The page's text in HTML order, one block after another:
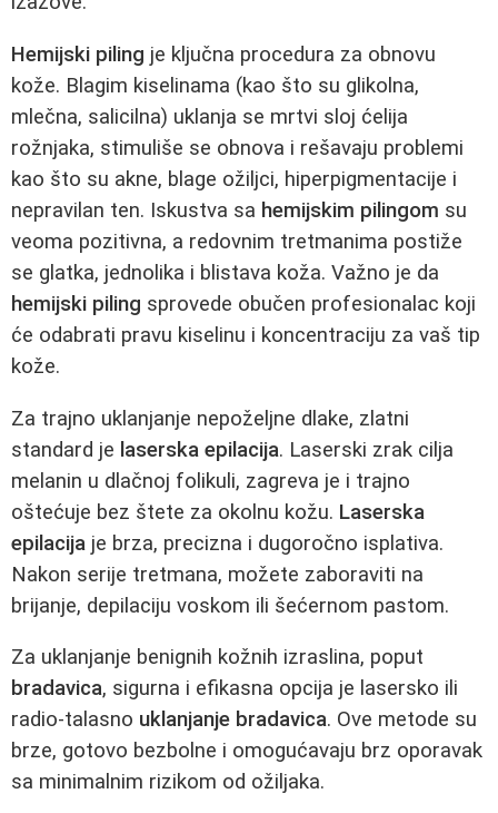
Hemijski piling je ključna procedura za obnovu
kože. Blagim kiselinama (kao što su glikolna,
mlečna, salicilna) uklanja se mrtvi sloj ćelija
rožnjaka, stimuliše se obnova i rešavaju problemi
kao što su akne, blage ožiljci, hiperpigmentacije i
nepravilan ten. Iskustva sa hemijskim pilingom su
veoma pozitivna, a redovnim tretmanima postiže
se glatka, jednolika i blistava koža. Važno je da
hemijski piling sprovede obučen profesionalac koji
će odabrati pravu kiselinu i koncentraciju za vaš tip
kože.
Za trajno uklanjanje nepoželjne dlake, zlatni
standard je laserska epilacija. Laserski zrak cilja
melanin u dlačnoj folikuli, zagreva je i trajno
oštećuje bez štete za okolnu kožu. Laserska
epilacija je brza, precizna i dugoročno isplativa.
Nakon serije tretmana, možete zaboraviti na
brijanje, depilaciju voskom ili šećernom pastom.
Za uklanjanje benignih kožnih izraslina, poput
bradavica, sigurna i efikasna opcija je lasersko ili
radio-talasno uklanjanje bradavica. Ove metode su
brze, gotovo bezbolne i omogućavaju brz oporavak
sa minimalnim rizikom od ožiljaka.